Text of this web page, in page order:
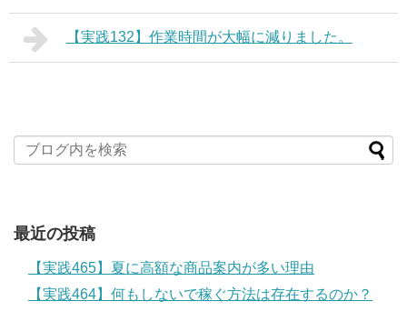
【実践132】作業時間が大幅に減りました。
最近の投稿
【実践465】夏に高額な商品案内が多い理由
【実践464】何もしないで稼ぐ方法は存在するのか？